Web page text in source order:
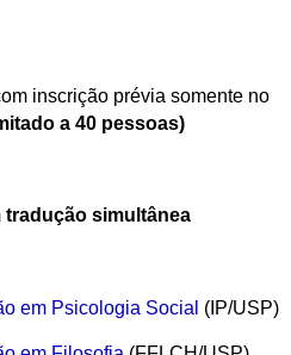
inscrição prévia somente no
a 40 pessoas)
tradução simultânea
em Psicologia Social (IP/USP)